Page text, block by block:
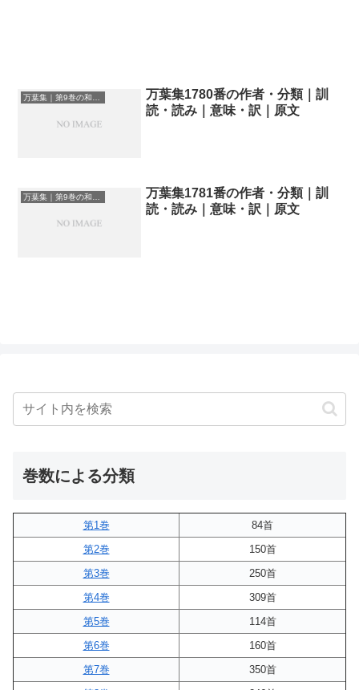
万葉集1780番の作者・分類｜訓
読・読み｜意味・訳｜原文
万葉集1781番の作者・分類｜訓
読・読み｜意味・訳｜原文
巻数による分類
第1巻
84首
第2巻
150首
第3巻
250首
第4巻
309首
第5巻
114首
第6巻
160首
第7巻
350首